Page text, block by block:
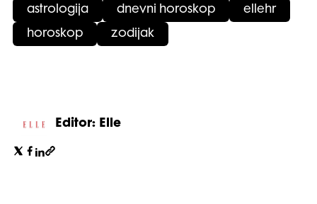
astrologija dnevni horoskop ellehr
horoskop zodijak
Editor: Elle